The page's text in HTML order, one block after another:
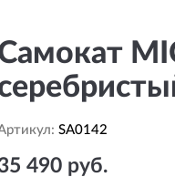
SA0142
490 руб.